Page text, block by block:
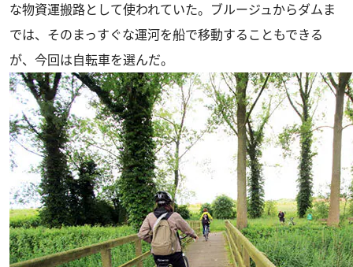
な物資運搬路として使われていた。ブルージュからダムま
では、そのまっすぐな運河を船で移動することもできる
が、今回は自転車を選んだ。